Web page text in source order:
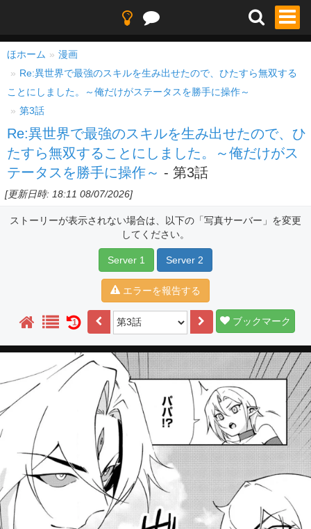
ほホーム
漫画
Re:異世界で最強のスキルを生み出せたので、ひたすら無双する
ことにしました。～俺だけがステータスを勝手に操作～
第3話
Re:異世界で最強のスキルを生み出せたので、ひ
たすら無双することにしました。～俺だけがス
テータスを勝手に操作～ - 第3話
[更新日時: 18:11 08/07/2026]
ストーリーが表示されない場合は、以下の「写真サーバー」を変更
してください。
Server 1 Server 2
エラーを報告する
1 ブックマーク